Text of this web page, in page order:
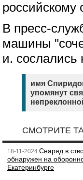
российскому
В пресс-
машины
и. сослались
имя
упомянут
СМОТРИТЕ
18-11-2024 Снаряд в
обнаружен на
Екатеринбурге